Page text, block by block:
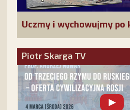
Uczmy i wychowujmy po
Piotr Skarga TV